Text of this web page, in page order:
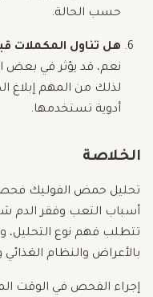
حسب الحالة.
هل تناول المكملات
نعم، قد يؤثر في بعض
لذلك من المهم إبلاغ
أدوية تستخدمها.
الخلاصة
تحليل حمض الفوليك
أسباب التعب وفقر الدم
تتطلب فهم نوع التحليل،
بالأعراض والنظام
إجراء الفحص في الوقت